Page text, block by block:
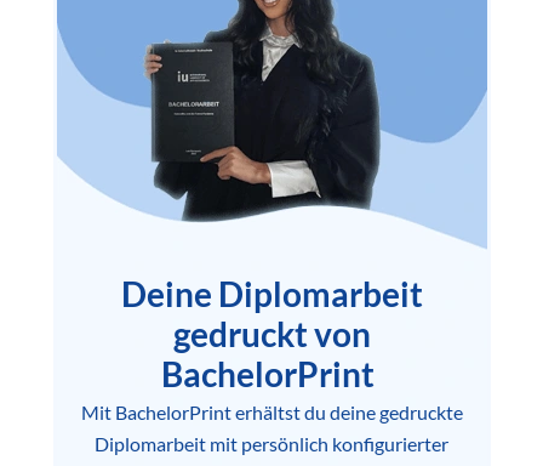
Deine Diplomarbeit
gedruckt von
BachelorPrint
Mit BachelorPrint erhältst du deine gedruckte
Diplomarbeit mit persönlich konfigurierter